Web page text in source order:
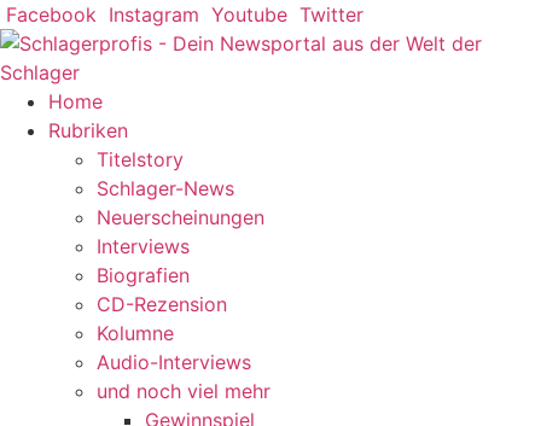
Zum
Inhalt
springen
Facebook Instagram Youtube Twitter
Home
Rubriken
Titelstory
Schlager-News
Neuerscheinungen
Interviews
Biografien
CD-Rezension
Kolumne
Audio-Interviews
und noch viel mehr
Gewinnspiel